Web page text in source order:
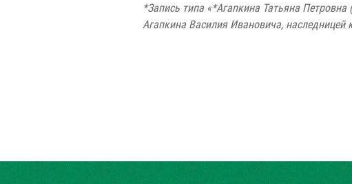
*Запись типа «*Агапкина Татьяна
Агапкина Василия Ивановича, наследницей